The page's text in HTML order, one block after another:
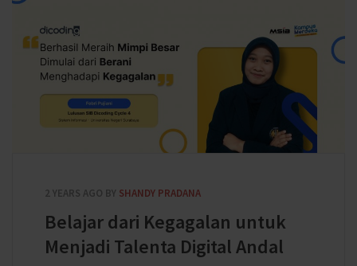
2 YEARS AGO BY SHANDY PRADANA
Belajar dari Kegagalan untuk
Menjadi Talenta Digital Andal